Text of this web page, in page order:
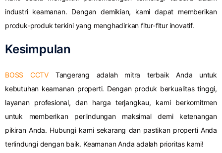
industri keamanan. Dengan demikian, kami dapat memberikan
produk-produk terkini yang menghadirkan fitur-fitur inovatif.
Kesimpulan
BOSS CCTV Tangerang adalah mitra terbaik Anda untuk
kebutuhan keamanan properti. Dengan produk berkualitas tinggi,
layanan profesional, dan harga terjangkau, kami berkomitmen
untuk memberikan perlindungan maksimal demi ketenangan
pikiran Anda. Hubungi kami sekarang dan pastikan properti Anda
terlindungi dengan baik. Keamanan Anda adalah prioritas kami!